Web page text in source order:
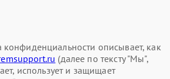
описывает, как
(далее по тексту "Мы",
использует и защищает